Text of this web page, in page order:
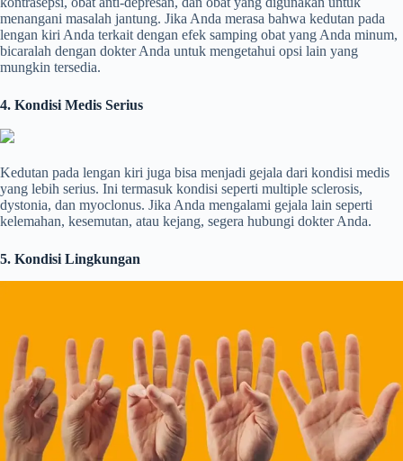
menangani masalah jantung. Jika Anda merasa bahwa kedutan pada
lengan kiri Anda terkait dengan efek samping obat yang Anda minum,
bicaralah dengan dokter Anda untuk mengetahui opsi lain yang
mungkin tersedia.
4. Kondisi Medis Serius
Kedutan pada lengan kiri juga bisa menjadi gejala dari kondisi medis
yang lebih serius. Ini termasuk kondisi seperti multiple sclerosis,
dystonia, dan myoclonus. Jika Anda mengalami gejala lain seperti
kelemahan, kesemutan, atau kejang, segera hubungi dokter Anda.
5. Kondisi Lingkungan